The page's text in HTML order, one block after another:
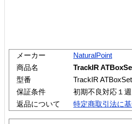
メーカー
NaturalPoint
商品名
TrackIR
型番
TrackIR ATBoxSet
保証条件
初期不良対応１
返品について
特定商取引法に